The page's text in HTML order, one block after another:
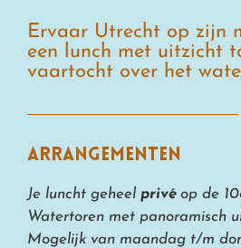
Ervaar Utrecht op zijn
een lunch met uitzicht
vaartocht over het
Arrangementen
Je luncht geheel privéop de
Watertoren met panoramisch
Mogelijk van maandag t/m